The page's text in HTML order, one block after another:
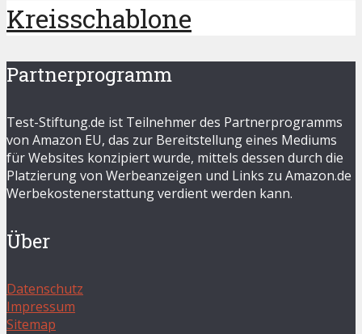
Kreisschablone
Partnerprogramm
Test-Stiftung.de ist Teilnehmer des Partnerprogramms
von Amazon EU, das zur Bereitstellung eines Mediums
für Websites konzipiert wurde, mittels dessen durch die
Platzierung von Werbeanzeigen und Links zu Amazon.de
Werbekostenerstattung verdient werden kann.
Über
Datenschutz
Impressum
Sitemap